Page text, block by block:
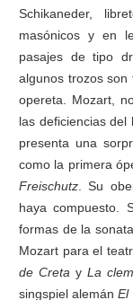
Schikaneder,
masónicos y en
pasajes de tipo
algunos trozos
opereta. Mozart,
las deficiencias
presenta una
como la primera
Freischutz . Su
haya compuesto.
formas de la
Mozart para el
de Creta y La
singspiel alemánEl